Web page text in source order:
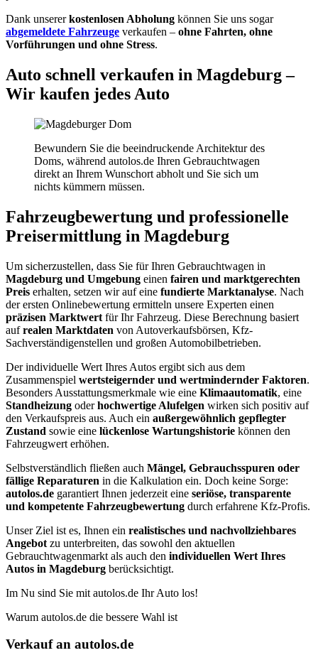
Dank unsererkostenlosen Abholung können Sie uns sogar
abgemeldete Fahrzeuge verkaufen – ohne Fahrten, ohne
Vorführungen und ohne Stress.
Auto schnell verkaufen in Magdeburg –
Wir kaufen jedes Auto
Bewundern Sie die beeindruckende Architektur des
Doms, während autolos.de Ihren Gebrauchtwagen
direkt an Ihrem Wunschort abholt und Sie sich um
nichts kümmern müssen.
Fahrzeugbewertung und professionelle
Preisermittlung in Magdeburg
Um sicherzustellen, dass Sie für Ihren Gebrauchtwagen in
Magdeburg und Umgebung einen fairen und marktgerechten
Preis erhalten, setzen wir auf eine fundierte Marktanalyse. Nach
der ersten Onlinebewertung ermitteln unsere Experten einen
präzisen Marktwert für Ihr Fahrzeug. Diese Berechnung basiert
aufrealen Marktdaten von Autoverkaufsbörsen, Kfz-
Sachverständigenstellen und großen Automobilbetrieben.
Der individuelle Wert Ihres Autos ergibt sich aus dem
Zusammenspiel wertsteigernder und wertmindernder Faktoren.
Besonders Ausstattungsmerkmale wie eine Klimaautomatik, eine
Standheizung oderhochwertige Alufelgen wirken sich positiv auf
den Verkaufspreis aus. Auch ein außergewöhnlich gepflegter
Zustand sowie eine lückenlose Wartungshistorie können den
Fahrzeugwert erhöhen.
Selbstverständlich fließen auch Mängel, Gebrauchsspuren oder
fällige Reparaturen in die Kalkulation ein. Doch keine Sorge:
autolos.de garantiert Ihnen jederzeit eine seriöse, transparente
und kompetente Fahrzeugbewertung durch erfahrene Kfz-Profis.
Unser Ziel ist es, Ihnen ein realistisches und nachvollziehbares
Angebot zu unterbreiten, das sowohl den aktuellen
Gebrauchtwagenmarkt als auch den individuellen Wert Ihres
Autos in Magdeburg berücksichtigt.
Im Nu sind Sie mit autolos.de Ihr Auto los!
Warum autolos.de die bessere Wahl ist
Verkauf an autolos.de